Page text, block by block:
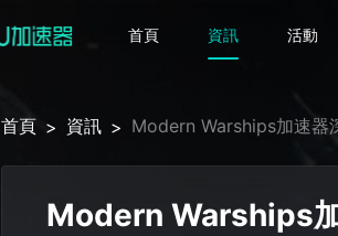
首頁 資訊 活動
首頁 > 資訊 > Modern Warships加速器
Modern Warships